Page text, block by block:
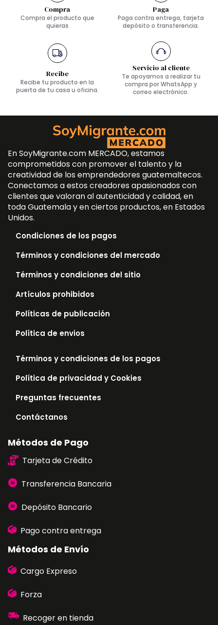
Compra
Compra el producto que
quieras
Paga
Paga contra entrega, tarjeta
depósito o transferencia.
Recibe
Recibe tu producto en la
puerta de tu casa u oficina.
Servicio al cliente
Te apoyamos a realizar tu
compra por WhatsApp y
correo electrónico.
En SoyMigrante.com MERCADO, estamos
comprometidos con promover el talento y la
creatividad de los emprendedores guatemaltecos.
Conectamos a estos creadores apasionados con
clientes que valoran al autenticidad y calidad, en
toda Guatemala y en ciertos productos, en Estados
Unidos.
Condiciones de los pagos
Términos y condiciones del mercado
Términos y condiciones del sitio
Artículos prohibidos
Políticas de publicación
Política de envios
Términos y condiciones de los pagos
Política de privacidad y Cookies
Preguntas frecuentes
Contáctanos
Métodos de Pago
Tarjeta de Crédito
Transferencia Bancaria
Depósito Bancario
Pago contra entrega
Métodos de Envío
Cargo Expreso
Forza
Recoger en tienda